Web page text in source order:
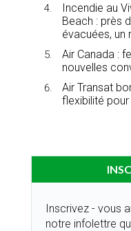
Incendie au
Beach : près
évacuées,
Air Canada :
nouvelles
Air Transat
flexibilité
Inscrivez - vous
notre infolettre